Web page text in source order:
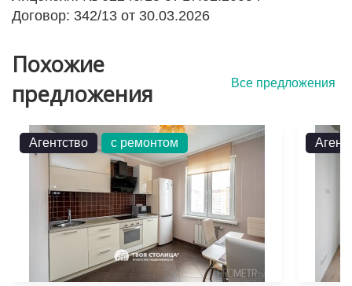
помещение для колясок и велосипедов с
Район активно развивается: рядом магазины, кафе,
банки, аптеки, фитнес-клубы, медицинские центры и
Отличная транспортная доступность — множество
маршрутов, удобный выезд на МКАД, метро в пешей
Договор: 342/13 от 30.03.2026
Похожие
предложения
Все предложения
Агентство с ремонтом